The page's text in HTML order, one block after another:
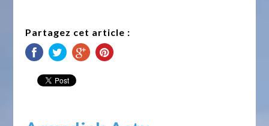
Partagez cet article :